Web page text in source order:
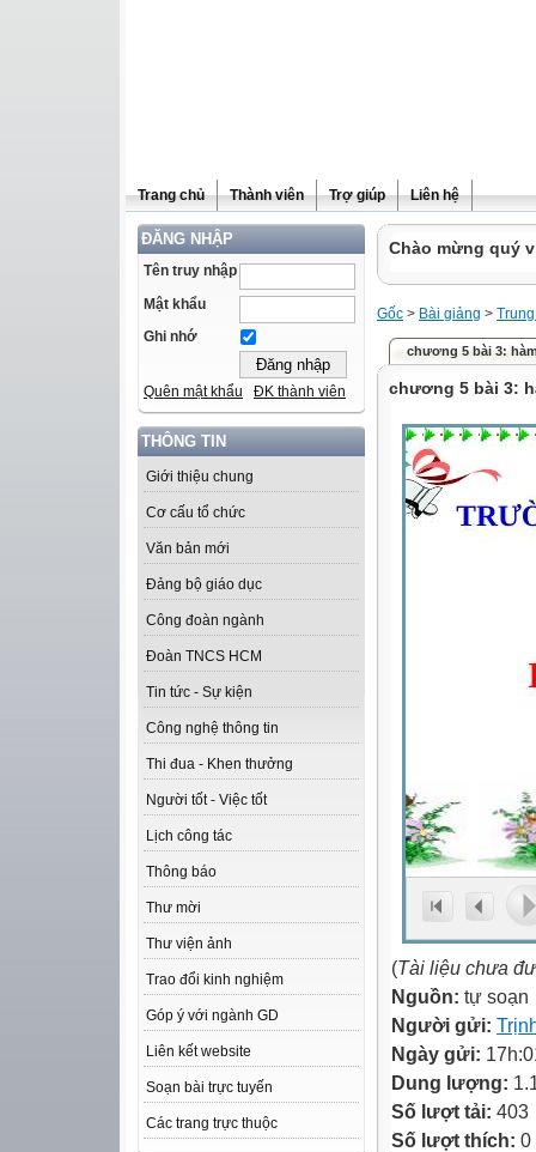
Trang chủ Thành viên Trợ giúp Liên hệ
ĐĂNG NHẬP
Tên truy nhập
Mật khẩu
Ghi nhớ
Quên mật khẩu ĐK thành viên
THÔNG TIN
Giới thiệu chung
Cơ cấu tổ chức
Văn bản mới
Đảng bộ giáo dục
Công đoàn ngành
Đoàn TNCS HCM
Tin tức - Sự kiện
Công nghệ thông tin
Thi đua - Khen thưởng
Người tốt - Việc tốt
Lịch công tác
Thông báo
Thư mời
Thư viện ảnh
Trao đổi kinh nghiệm
Góp ý với ngành GD
Liên kết website
Soạn bài trực tuyến
Các trang trực thuộc
Chào mừng quý
Gốc > Bài giảng >
chương 5 bài 3:
chương 5 bài 3:
(Tài liệu chưa
Nguồn: tự soạn
Người gửi:
Ngày gửi:
Dung lượng:
Số lượt tải: 403
Số lượt thích: 0